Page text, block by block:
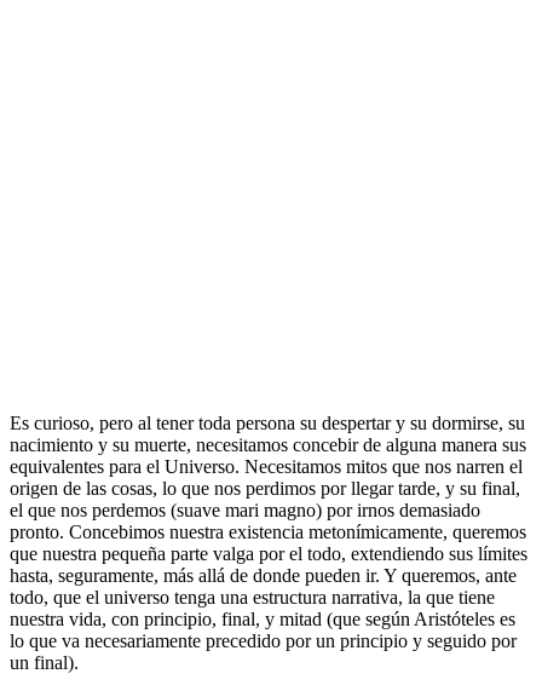
Es curioso, pero al tener toda persona su despertar y su dormirse, su
nacimiento y su muerte, necesitamos concebir de alguna manera sus
equivalentes para el Universo. Necesitamos mitos que nos narren el
origen de las cosas, lo que nos perdimos por llegar tarde, y su final,
el que nos perdemos (suave mari magno) por irnos demasiado
pronto. Concebimos nuestra existencia metonímicamente, queremos
que nuestra pequeña parte valga por el todo, extendiendo sus límites
hasta, seguramente, más allá de donde pueden ir. Y queremos, ante
todo, que el universo tenga una estructura narrativa, la que tiene
nuestra vida, con principio, final, y mitad (que según Aristóteles es
lo que va necesariamente precedido por un principio y seguido por
un final).